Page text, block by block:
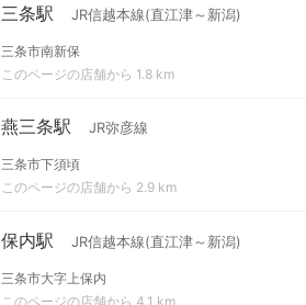
三条駅 JR信越本線(直江津～新潟)
三条市南新保
このページの店舗から 1.8 km
燕三条駅 JR弥彦線
三条市下須頃
このページの店舗から 2.9 km
保内駅 JR信越本線(直江津～新潟)
三条市大字上保内
このページの店舗から 4.1 km